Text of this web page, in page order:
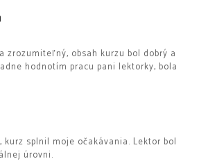
zrozumiteľný, obsah kurzu bol dobrý a
hodnotím pracu pani lektorky, bola
kurz splnil moje očakávania. Lektor bol
úrovni.